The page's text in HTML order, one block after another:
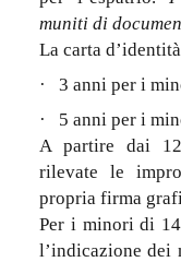
muniti di
La carta
·
3 anni per i
·
5 anni per i
A partire dai
rilevate le
propria firma
Per i minori di
l’indicazione